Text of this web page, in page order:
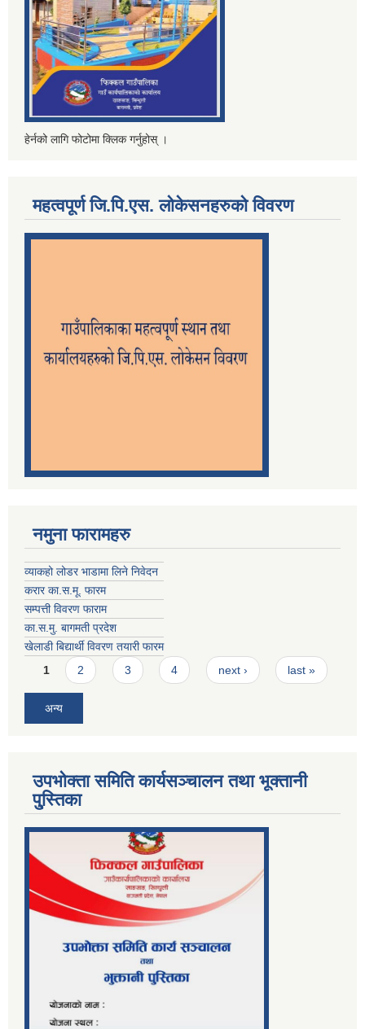
हेर्नको लागि फोटोमा क्लिक गर्नुहोस् ।
महत्वपूर्ण जि.पि.एस. लोकेसनहरुको विवरण
नमुना फारामहरु
व्याकहो लोडर भाडामा लिने निवेदन
करार का.स.मू. फारम
सम्पत्ती विवरण फाराम
का.स.मु. बागमती प्रदेश
खेलाडी बिद्यार्थी विवरण तयारी फारम
Pages
1 2 3 4 next › last »
अन्य
उपभोक्ता समिति कार्यसञ्चालन तथा भूक्तानी
पु्स्तिका